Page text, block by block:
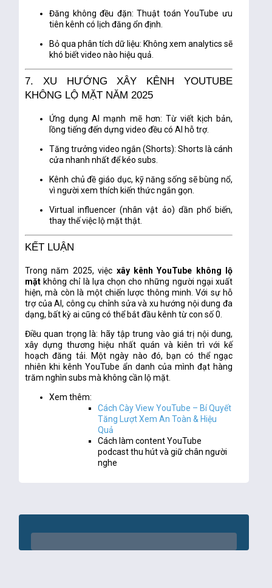
Đăng không đều đặn: Thuật toán YouTube ưu
tiên kênh có lịch đăng ổn định.
Bỏ qua phân tích dữ liệu: Không xem analytics sẽ
khó biết video nào hiệu quả.
7. XU HƯỚNG XÂY KÊNH YOUTUBE
KHÔNG LỘ MẶT NĂM 2025
Ứng dụng AI mạnh mẽ hơn: Từ viết kịch bản,
lồng tiếng đến dựng video đều có AI hỗ trợ.
Tăng trưởng video ngắn (Shorts): Shorts là cánh
cửa nhanh nhất để kéo subs.
Kênh chủ đề giáo dục, kỹ năng sống sẽ bùng nổ,
vì người xem thích kiến thức ngắn gọn.
Virtual influencer (nhân vật ảo) dần phổ biến,
thay thế việc lộ mặt thật.
KẾT LUẬN
Trong năm 2025, việc xây kênh YouTube không lộ
mặt không chỉ là lựa chọn cho những người ngại xuất
hiện, mà còn là một chiến lược thông minh. Với sự hỗ
trợ của AI, công cụ chỉnh sửa và xu hướng nội dung đa
dạng, bất kỳ ai cũng có thể bắt đầu kênh từ con số 0.
Điều quan trọng là: hãy tập trung vào giá trị nội dung,
xây dựng thương hiệu nhất quán và kiên trì với kế
hoạch đăng tải. Một ngày nào đó, bạn có thể ngạc
nhiên khi kênh YouTube ẩn danh của mình đạt hàng
trăm nghìn subs mà không cần lộ mặt.
Xem thêm:
Cách Cày View YouTube – Bí Quyết
Tăng Lượt Xem An Toàn & Hiệu
Quả
Cách làm content YouTube
podcast thu hút và giữ chân người
nghe